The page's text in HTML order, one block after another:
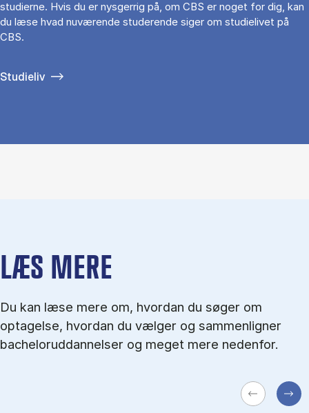
studierne. Hvis du er nysgerrig på, om CBS er noget for dig, kan
du læse hvad nuværende studerende siger om studielivet på
CBS.
Studieliv
LÆS MERE
Du kan læse mere om, hvordan du søger om
optagelse, hvordan du vælger og sammenligner
bacheloruddannelser og meget mere nedenfor.